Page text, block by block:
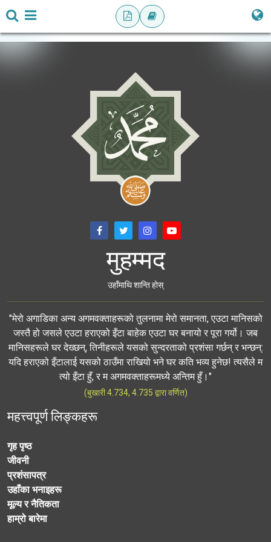
मुहम्मद
उहाँमाथि शान्ति होस्
"मेरो अगाडिका अन्य अगमवक्ताहरूको तुलनामा मेरो समानता, एउटा मानिसको
जस्तै हो जसले एउटा हराएको इँटा बाहेक एउटा घर बनायो र पूरा गर्यो। जब
मानिसहरूले घर देख्छन्, तिनीहरूले यसको सुन्दरताको प्रशंसा गर्छन् र भन्छन्:
यदि हराएको इँटालाई यसको ठाउँमा राखियो भने घर कति भव्य हुनेछ! त्यसैले म
त्यो इँटा हुँ, र म अगमवक्ताहरूमध्ये अन्तिम हुँ।"
(बुखारी 4.734, 4.735 द्वारा वर्णित)
महत्त्वपूर्ण लिङ्कहरू
गृह पृष्ठ
जीवनी
प्रशंसापत्र
उहाँका भनाइहरू
मूल्य र नैतिकता
हाम्रो बारेमा